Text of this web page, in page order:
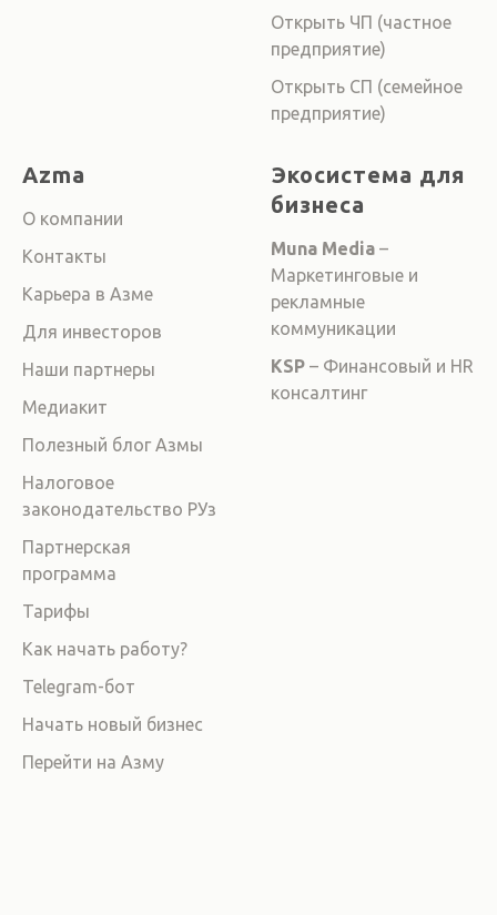
Открыть ЧП (частное
предприятие)
Открыть СП (семейное
предприятие)
Azma
О компании
Контакты
Карьера в Азме
Для инвесторов
Наши партнеры
Медиакит
Полезный блог Азмы
Налоговое
законодательство РУз
Партнерская
программа
Тарифы
Как начать работу?
Telegram-бот
Начать новый бизнес
Перейти на Азму
Экосистема для
бизнеса
Muna Media –
Маркетинговые и
рекламные
коммуникации
KSP – Финансовый и HR
консалтинг